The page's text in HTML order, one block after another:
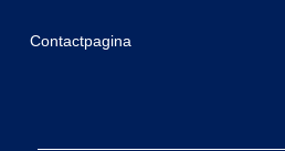
Contactpagina